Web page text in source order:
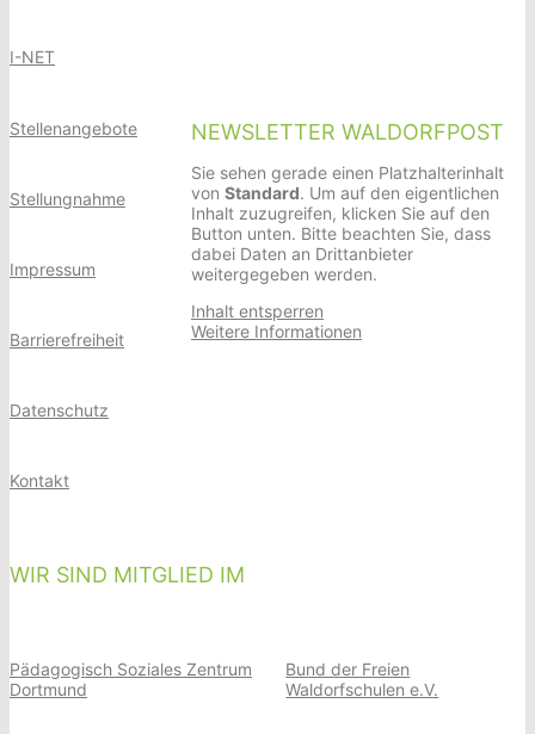
I-NET
Stellenangebote
Stellungnahme
Impressum
Barrierefreiheit
Datenschutz
Kontakt
NEWSLETTER WALDORFPOST
Sie sehen gerade einen Platzhalterinhalt
von Standard. Um auf den eigentlichen
Inhalt zuzugreifen, klicken Sie auf den
Button unten. Bitte beachten Sie, dass
dabei Daten an Drittanbieter
weitergegeben werden.
Inhalt entsperren
Weitere Informationen
WIR SIND MITGLIED IM
Pädagogisch Soziales Zentrum
Dortmund
Bund der Freien
Waldorfschulen e.V.